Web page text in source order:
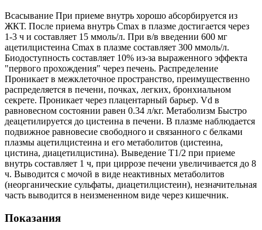
Всасывание При приеме внутрь хорошо абсорбируется из
ЖКТ. После приема внутрь Cmax в плазме достигается через
1-3 ч и составляет 15 ммоль/л. При в/в введении 600 мг
ацетилцистеина Cmax в плазме составляет 300 ммоль/л.
Биодоступность составляет 10% из-за выраженного эффекта
"первого прохождения" через печень. Распределение
Проникает в межклеточное пространство, преимущественно
распределяется в печени, почках, легких, бронхиальном
секрете. Проникает через плацентарный барьер. Vd в
равновесном состоянии равен 0.34 л/кг. Метаболизм Быстро
деацетилируется до цистеина в печени. В плазме наблюдается
подвижное равновесие свободного и связанного с белками
плазмы ацетилцистеина и его метаболитов (цистеина,
цистина, диацетилцистина). Выведение T1/2 при приеме
внутрь составляет 1 ч, при циррозе печени увеличивается до 8
ч. Выводится с мочой в виде неактивных метаболитов
(неорганические сульфаты, диацетилцистеин), незначительная
часть выводится в неизмененном виде через кишечник.
Показания